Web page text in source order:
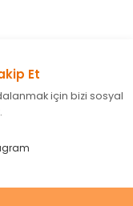
Et
için bizi sosyal